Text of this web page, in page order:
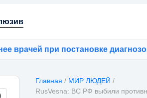
при постановке диагнозов по
Главная / МИР ЛЮДЕЙ /
RusVesna: ВС РФ выбили